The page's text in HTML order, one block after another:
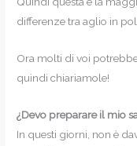
differenze tra aglio in
Ora molti di voi
quindi chiariamole!
¿Devo preparare il mio
In questi giorni, non è